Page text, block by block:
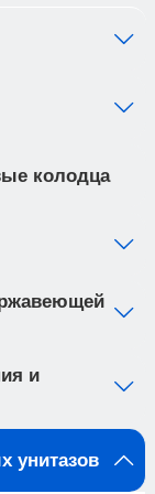
с
диапазоне
вы
в вашем
с
O цвета
с
из
потоку воды
и бактерий
колодца
и
унитазов